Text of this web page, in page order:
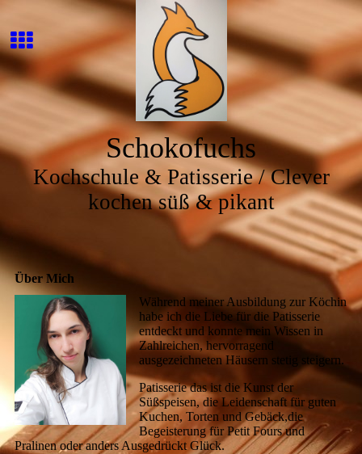
Schokofuchs
Kochschule & Patisserie / Clever
kochen süß & pikant
Über Mich
Während meiner Ausbildung zur Köchin
habe ich die Liebe für die Patisserie
entdeckt und konnte mein Wissen in
Zahlreichen, hervorragend
ausgezeichneten Häusern stetig steigern.
Patisserie das ist die Kunst der
Süßspeisen, die Leidenschaft für guten
Kuchen, Torten und Gebäck,die
Begeisterung für Petit Fours und
Pralinen oder anders Ausgedrückt Glück.